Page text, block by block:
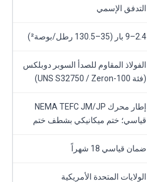
التدفق الإسمي
2.4–9 بار (35–130.5 رطل/بوصة²)
الفولاذ المقاوم للصدأ السوبر دوبلكس
(فئة UNS S32750 / Zeron-100)
إطار محرك NEMA TEFC JM/JP
قياسي؛ ختم ميكانيكي بشطف ختم
ضمان قياسي 18 شهراً
الولايات المتحدة الأمريكية